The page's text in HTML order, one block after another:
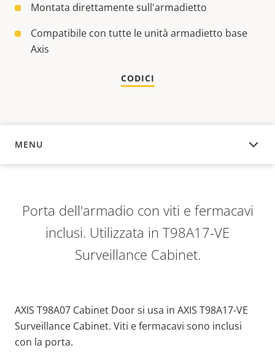
Montata direttamente sull'armadietto
Compatibile con tutte le unità armadietto base
Axis
CODICI
MENU
PANORAMICA
Porta dell'armadio con viti e fermacavi
inclusi. Utilizzata in T98A17-VE
Surveillance Cabinet.
AXIS T98A07 Cabinet Door si usa in AXIS T98A17-VE
Surveillance Cabinet. Viti e fermacavi sono inclusi
con la porta.